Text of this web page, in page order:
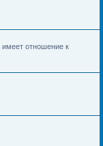
отношение к